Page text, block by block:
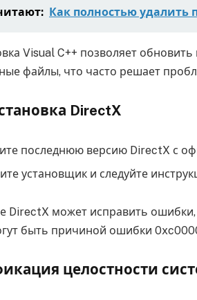
Как полностью удалить
Visual C++ позволяет
файлы, что часто решает
DirectX
последнюю версию DirectX с
установщик и следуйте
DirectX может исправить
быть причиной ошибки
целостности